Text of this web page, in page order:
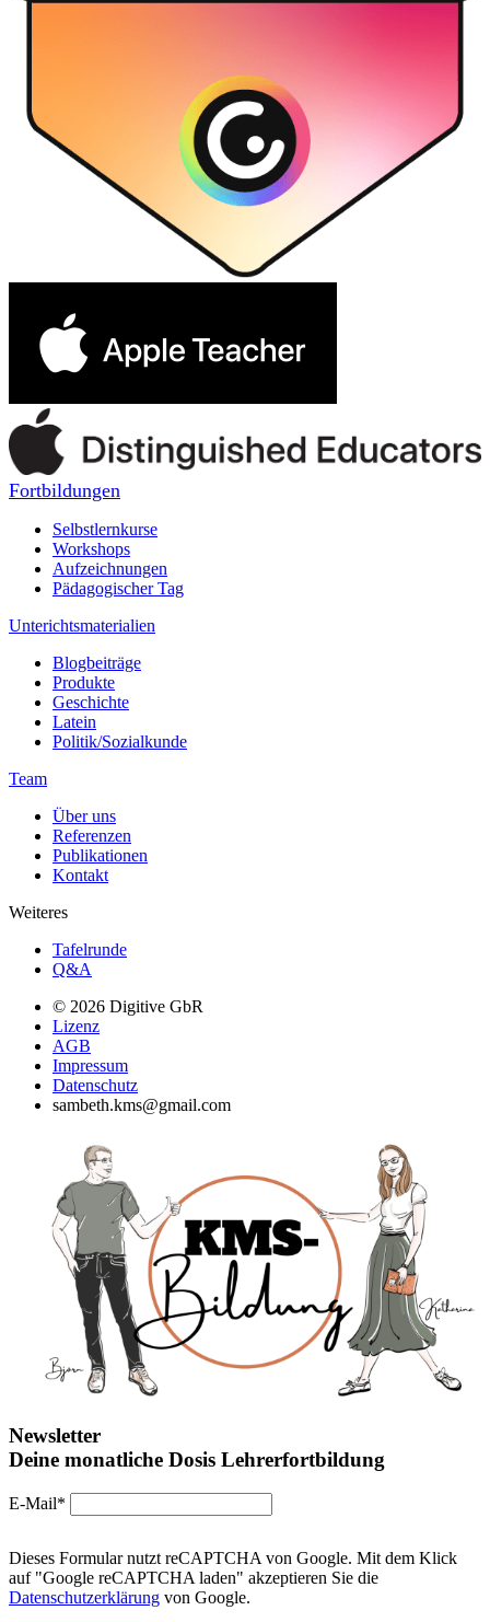
Fortbildungen
Selbstlernkurse
Workshops
Aufzeichnungen
Pädagogischer Tag
Unterichtsmaterialien
Blogbeiträge
Produkte
Geschichte
Latein
Politik/Sozialkunde
Team
Über uns
Referenzen
Publikationen
Kontakt
Weiteres
Tafelrunde
Q&A
© 2026 Digitive GbR
Lizenz
AGB
Impressum
Datenschutz
sambeth.kms@gmail.com
Newsletter
Deine monatliche Dosis Lehrerfortbildung
E-Mail*
Dieses Formular nutzt reCAPTCHA von Google. Mit dem Klick
auf "Google reCAPTCHA laden" akzeptieren Sie die
Datenschutzerklärung von Google.